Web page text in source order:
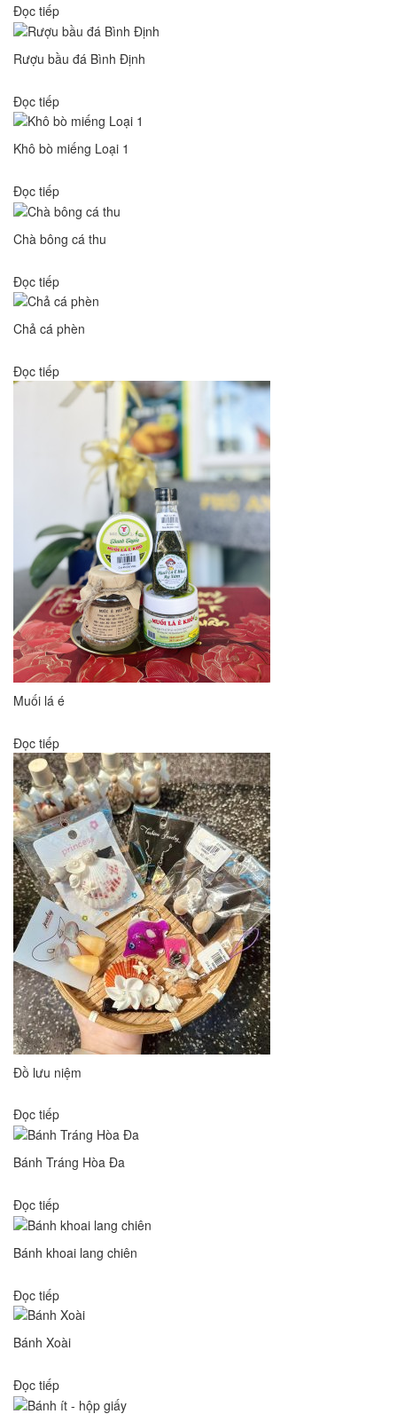
Đọc tiếp
Rượu bầu đá Bình Định
Đọc tiếp
Khô bò miếng Loại 1
Đọc tiếp
Chà bông cá thu
Đọc tiếp
Chả cá phèn
Đọc tiếp
Muối lá é
Đọc tiếp
Đồ lưu niệm
Đọc tiếp
Bánh Tráng Hòa Đa
Đọc tiếp
Bánh khoai lang chiên
Đọc tiếp
Bánh Xoài
Đọc tiếp